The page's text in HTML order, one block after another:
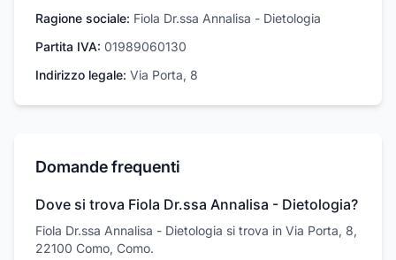
Ragione sociale: Fiola Dr.ssa Annalisa - Dietologia
Partita IVA: 01989060130
Indirizzo legale: Via Porta, 8
Domande frequenti
Dove si trova Fiola Dr.ssa Annalisa - Dietologia?
Fiola Dr.ssa Annalisa - Dietologia si trova in Via Porta, 8,
22100 Como, Como.